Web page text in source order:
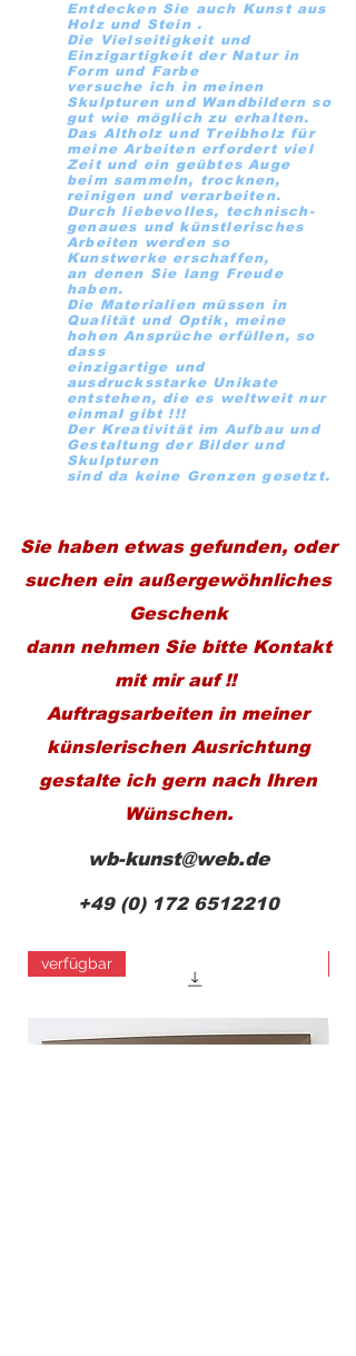
Entdecken Sie auch Kunst aus
Holz und Stein .
Die Vielseitigkeit und
Einzigartigkeit der Natur in
Form und Farbe
versuche ich in meinen
Skulpturen und Wandbildern so
gut wie möglich zu erhalten.
Das Altholz und Treibholz für
meine Arbeiten erfordert viel
Zeit und ein geübtes Auge
beim sammeln, trocknen,
reinigen und verarbeiten.
Durch liebevolles, technisch-
genaues und künstlerisches
Arbeiten werden so
Kunstwerke erschaffen,
an denen Sie lang Freude
haben.
Die Materialien müssen in
Qualität und Optik, meine
hohen Ansprüche erfüllen, so
dass
einzigartige und
ausdrucksstarke Unikate
entstehen, die es weltweit nur
einmal gibt !!!
Der Kreativität im Aufbau und
Gestaltung der Bilder und
Skulpturen
sind da keine Grenzen gesetzt.
Sie haben etwas gefunden, oder
suchen ein außergewöhnliches
Geschenk
dann nehmen Sie bitte Kontakt
mit mir auf !!
Auftragsarbeiten in meiner
künslerischen Ausrichtung
gestalte ich gern nach Ihren
Wünschen.
wb-kunst@web.de
+49 (0) 172 6512210
verfügbar